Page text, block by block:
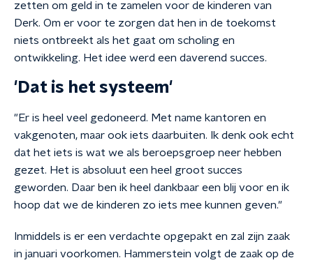
zetten om geld in te zamelen voor de kinderen van
Derk. Om er voor te zorgen dat hen in de toekomst
niets ontbreekt als het gaat om scholing en
ontwikkeling. Het idee werd een daverend succes.
'Dat is het systeem'
"Er is heel veel gedoneerd. Met name kantoren en
vakgenoten, maar ook iets daarbuiten. Ik denk ook echt
dat het iets is wat we als beroepsgroep neer hebben
gezet. Het is absoluut een heel groot succes
geworden. Daar ben ik heel dankbaar een blij voor en ik
hoop dat we de kinderen zo iets mee kunnen geven."
Inmiddels is er een verdachte opgepakt en zal zijn zaak
in januari voorkomen. Hammerstein volgt de zaak op de